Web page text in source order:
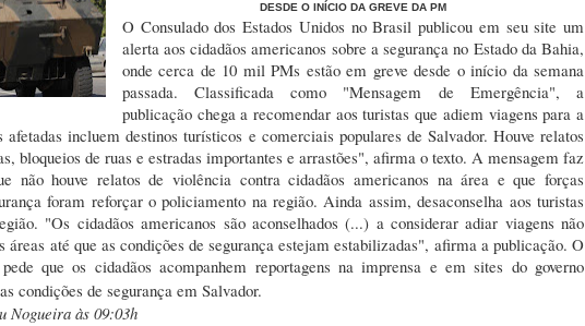
DESDE O INÍCIO DA GREVE DA PM
O Consulado dos Estados Unidos no Brasil publicou em seu site um
alerta aos cidadãos americanos sobre a segurança no Estado da Bahia,
onde cerca de 10 mil PMs estão em greve desde o início da semana
passada. Classificada como "Mensagem de Emergência", a
publicação chega a recomendar aos turistas que adiem viagens para a
incluem destinos turísticos e comerciais populares de Salvador. Houve relatos
bloqueios de ruas e estradas importantes e arrastões", afirma o texto. A mensagem faz
não houve relatos de violência contra cidadãos americanos na área e que forças
foram reforçar o policiamento na região. Ainda assim, desaconselha aos turistas
"Os cidadãos americanos são aconselhados (...) a considerar adiar viagens não
áreas até que as condições de segurança estejam estabilizadas", afirma a publicação. O
que os cidadãos acompanhem reportagens na imprensa e em sites do governo
condições de segurança em Salvador.
Nogueira às 09:03h